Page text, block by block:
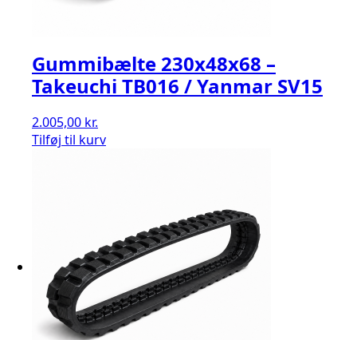
Gummibælte 230x48x68 –
Takeuchi TB016 / Yanmar SV15
2.005,00 kr.
Tilføj til kurv